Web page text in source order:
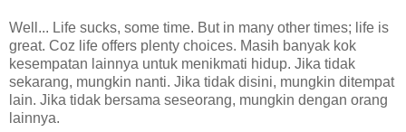
Well... Life sucks, some time. But in many other times; life is
great. Coz life offers plenty choices. Masih banyak kok
kesempatan lainnya untuk menikmati hidup. Jika tidak
sekarang, mungkin nanti. Jika tidak disini, mungkin ditempat
lain. Jika tidak bersama seseorang, mungkin dengan orang
lainnya.